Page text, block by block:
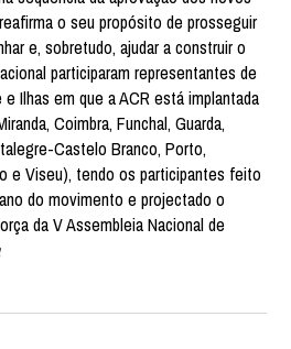
o seu propósito de prosseguir
e, sobretudo, ajudar a construir o
participaram representantes de
Ilhas em que a ACR está implantada
Coimbra, Funchal, Guarda,
Castelo Branco, Porto,
e Viseu), tendo os participantes feito
do movimento e projectado o
da V Assembleia Nacional de